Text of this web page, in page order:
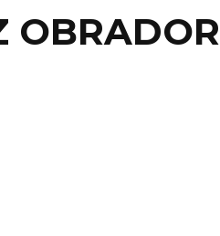
OBRADOR